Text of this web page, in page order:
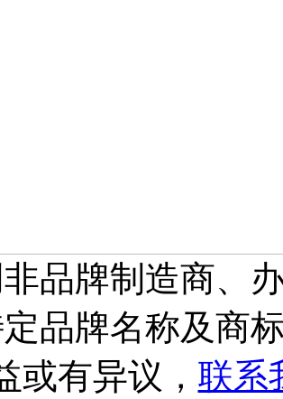
品牌制造商、
品牌名称及商
或有异议， 联系